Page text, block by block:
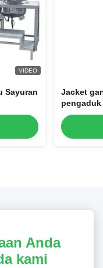
VIDEO
Sayuran
Jacket
Anda
kami